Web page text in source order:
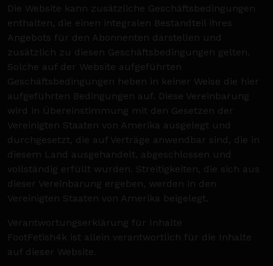
Die Website kann zusätzliche Geschäftsbedingungen
enthalten, die einen integralen Bestandteil ihres
Angebots für den Abonnenten darstellen und
zusätzlich zu diesen Geschäftsbedingungen gelten.
Solche auf der Website aufgeführten
Geschäftsbedingungen heben in keiner Weise die hier
aufgeführten Bedingungen auf. Diese Vereinbarung
wird in Übereinstimmung mit den Gesetzen der
Vereinigten Staaten von Amerika ausgelegt und
durchgesetzt, die auf Verträge anwendbar sind, die in
diesem Land ausgehandelt, abgeschlossen und
vollständig erfüllt wurden. Streitigkeiten, die sich aus
dieser Vereinbarung ergeben, werden in den
Vereinigten Staaten von Amerika beigelegt.
Verantwortungserklärung für Inhalte
FootFetish4k ist allein verantwortlich für die Inhalte
auf dieser Website.